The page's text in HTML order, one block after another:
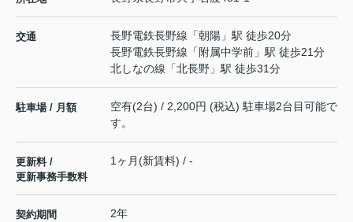
交通 長野電鉄長野線 「朝陽 」駅 徒歩20分
長野電鉄長野線 「 附属中学前 」駅 徒歩21分
北しなの線 「北長野 」駅 徒歩31分
駐車場 / 月額
空有(2台) / 2,200円 (税込) 駐車場2台目可能で
す。
更新料 /
更新事務手数料
1ヶ月(新賃料) / -
契約期間 2年